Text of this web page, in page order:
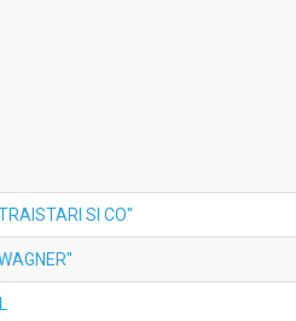
SI CO"